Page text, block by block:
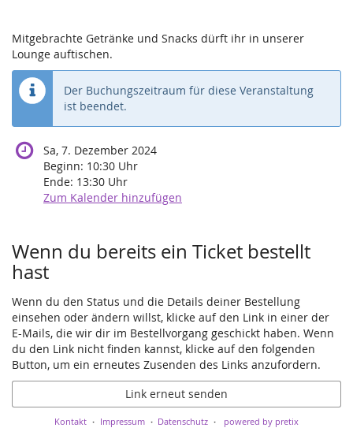
Mitgebrachte Getränke und Snacks dürft ihr in unserer
Lounge auftischen.
Der Buchungszeitraum für diese Veranstaltung
ist beendet.
Sa, 7. Dezember 2024
Beginn: 10:30 Uhr
Ende: 13:30 Uhr
Zum Kalender hinzufügen
Wenn du bereits ein Ticket bestellt
hast
Wenn du den Status und die Details deiner Bestellung
einsehen oder ändern willst, klicke auf den Link in einer der
E-Mails, die wir dir im Bestellvorgang geschickt haben. Wenn
du den Link nicht finden kannst, klicke auf den folgenden
Button, um ein erneutes Zusenden des Links anzufordern.
Link erneut senden
Kontakt Impressum Datenschutz powered by pretix